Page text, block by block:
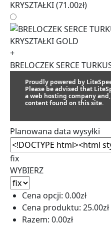
KRYSZTAŁKI(71.00zł)
+
BRELOCZEK SERCE
KRYSZTAŁKI GOLD
(71.00zł)
BRELOCZEK TOREBKA Z
Proudly powered by
Please be advised that
a web hosting company
content found on this site.
Planowana data wysyłki
fix
WYBIERZ
Cena opcji: 0.00zł
Cena produktu: 25.00zł
Razem: 0.00zł